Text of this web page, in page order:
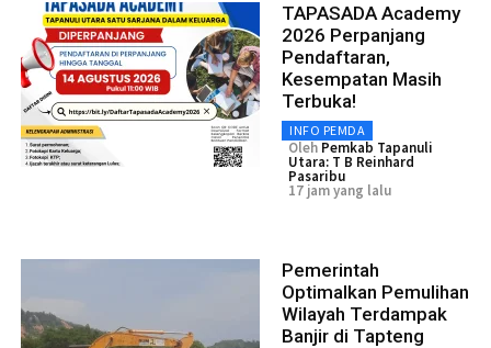
TAPASADA Academy
2026 Perpanjang
Pendaftaran,
Kesempatan Masih
Terbuka!
INFO PEMDA
Oleh Pemkab Tapanuli
Utara: T B Reinhard
Pasaribu
17 jam yang lalu
Pemerintah
Optimalkan Pemulihan
Wilayah Terdampak
Banjir di Tapteng